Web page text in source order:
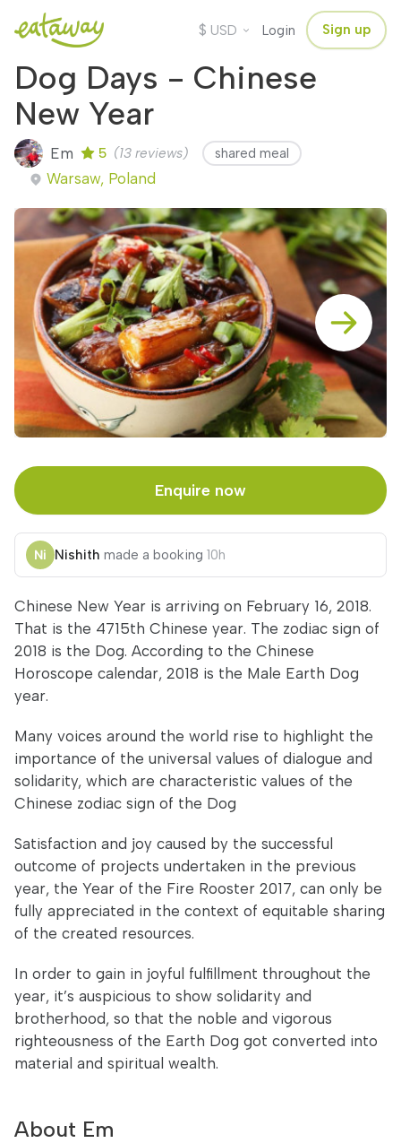
$ USD Login Sign up
Dog Days - Chinese
New Year
Em 5 (13 reviews) shared meal
Warsaw, Poland
Enquire now
Nishith made a booking 10h
Chinese New Year is arriving on February 16, 2018.
That is the 4715th Chinese year. The zodiac sign of
2018 is the Dog. According to the Chinese
Horoscope calendar, 2018 is the Male Earth Dog
year.
Many voices around the world rise to highlight the
importance of the universal values of dialogue and
solidarity, which are characteristic values of the
Chinese zodiac sign of the Dog
Satisfaction and joy caused by the successful
outcome of projects undertaken in the previous
year, the Year of the Fire Rooster 2017, can only be
fully appreciated in the context of equitable sharing
of the created resources.
In order to gain in joyful fulfillment throughout the
year, it’s auspicious to show solidarity and
brotherhood, so that the noble and vigorous
righteousness of the Earth Dog got converted into
material and spiritual wealth.
About Em